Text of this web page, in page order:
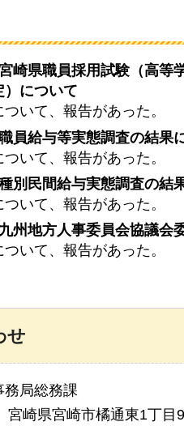
崎県職員採用試験（高等
）について
いて、報告があった。
員給与等実態調査の結果
いて、報告があった。
別民間給与実態調査の結
いて、報告があった。
州地方人事委員会協議会
いて、報告があった。
せ
務局総務課
崎県宮崎市橘通東1丁目